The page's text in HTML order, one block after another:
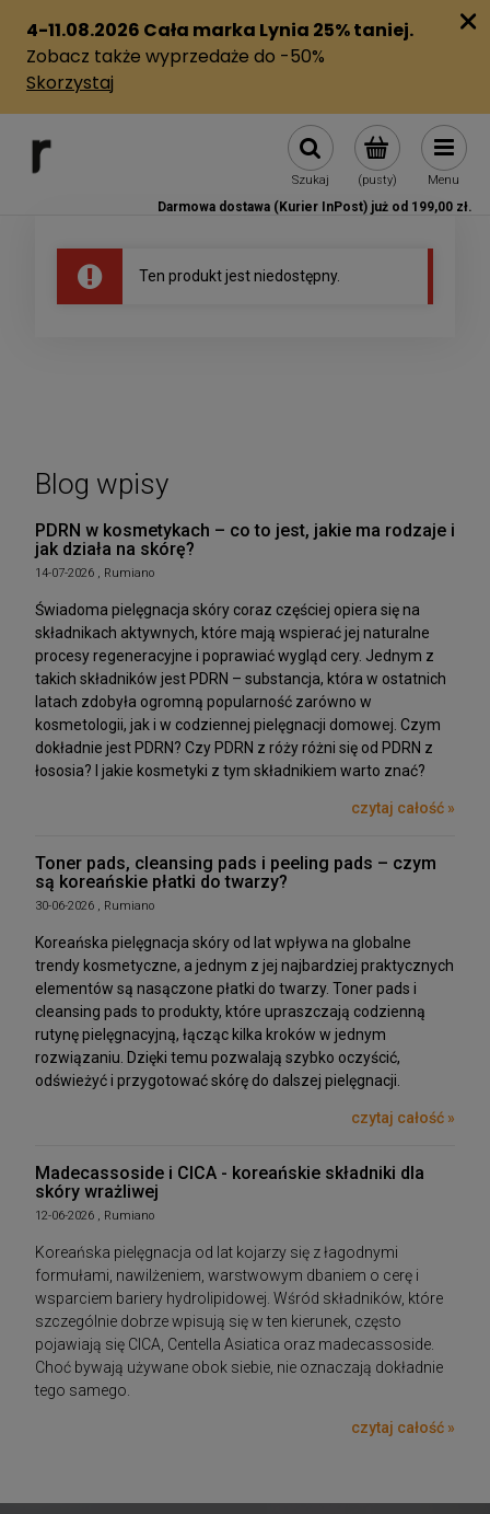
(pusty)
Szukaj Menu
Darmowa dostawa (Kurier InPost) już od 199,00 zł.
Ten produkt jest niedostępny.
Blog wpisy
PDRN w kosmetykach – co to jest, jakie ma rodzaje i
jak działa na skórę?
14-07-2026 , Rumiano
Świadoma pielęgnacja skóry coraz częściej opiera się na
składnikach aktywnych, które mają wspierać jej naturalne
procesy regeneracyjne i poprawiać wygląd cery. Jednym z
takich składników jest PDRN – substancja, która w ostatnich
latach zdobyła ogromną popularność zarówno w
kosmetologii, jak i w codziennej pielęgnacji domowej. Czym
dokładnie jest PDRN? Czy PDRN z róży różni się od PDRN z
łososia? I jakie kosmetyki z tym składnikiem warto znać?
czytaj całość »
Toner pads, cleansing pads i peeling pads – czym
są koreańskie płatki do twarzy?
30-06-2026 , Rumiano
Koreańska pielęgnacja skóry od lat wpływa na globalne
trendy kosmetyczne, a jednym z jej najbardziej praktycznych
elementów są nasączone płatki do twarzy. Toner pads i
cleansing pads to produkty, które upraszczają codzienną
rutynę pielęgnacyjną, łącząc kilka kroków w jednym
rozwiązaniu. Dzięki temu pozwalają szybko oczyścić,
odświeżyć i przygotować skórę do dalszej pielęgnacji.
czytaj całość »
Madecassoside i CICA - koreańskie składniki dla
skóry wrażliwej
12-06-2026 , Rumiano
Koreańska pielęgnacja od lat kojarzy się z łagodnymi
formułami, nawilżeniem, warstwowym dbaniem o cerę i
wsparciem bariery hydrolipidowej. Wśród składników, które
szczególnie dobrze wpisują się w ten kierunek, często
pojawiają się CICA, Centella Asiatica oraz madecassoside.
Choć bywają używane obok siebie, nie oznaczają dokładnie
tego samego.
czytaj całość »